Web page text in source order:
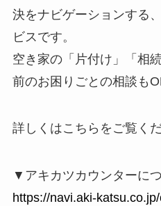
決をナビゲーションする
ビスです。
空き家の「片付け」「相
前のお困りごとの相談も
詳しくはこちらをご覧くだ
▼アキカツカウンターに
https://navi.aki-